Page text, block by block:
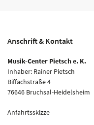
Anschrift & Kontakt
Musik-Center Pietsch e. K.
Inhaber: Rainer Pietsch
Biffachstraße 4
76646 Bruchsal-Heidelsheim
Anfahrtsskizze